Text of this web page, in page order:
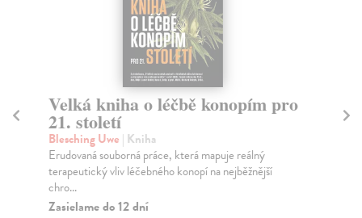
Velká kniha o léčbě konopím pro
21. století
Blesching Uwe | Kniha
Erudovaná souborná práce, která mapuje reálný
terapeutický vliv léčebného konopí na nejběžnější
chro...
Zasielame do 12 dní